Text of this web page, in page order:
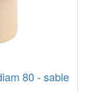
80 - sable